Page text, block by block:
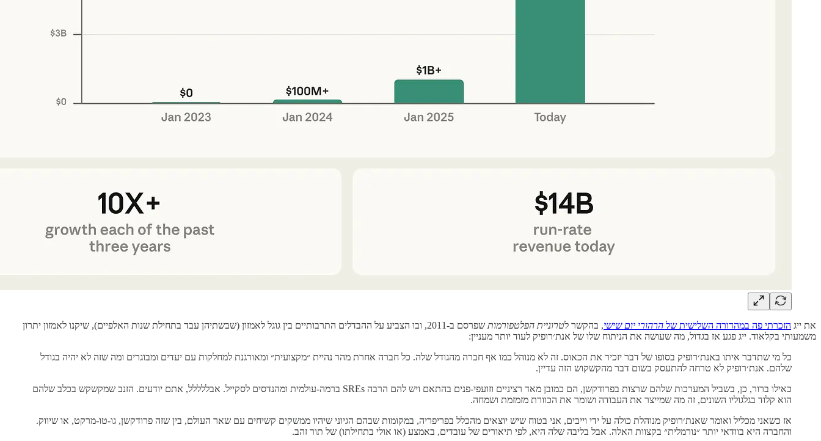
את ייג הזכרתי פה במהדורה השלישית של הרהורי יום שישי, בהקשר לטרוניית הפלטפורמות
שפרסם ב-2011, ובו הצביע על ההבדלים התרבותיים בין גוגל לאמזון (שבשתיהן עבד בתחילת שנות האלפיים), שיקנו לאמזון יתרון
משמעותי בקלאוד. ייג פגע אז בגדול, מה שעושה את הניתוח שלו של אנת׳רופיק לעוד יותר מעניין:
כל מי שתדבר איתו באנת׳רופיק בסופו של דבר יזכיר את הכאוס. זה לא מנוהל כמו אף חברה מהגודל שלה. כל חברה אחרת מהר נהיית ״מקצועית״ ומאורגנת למחלקות עם יעדים ומבוגרים ומה שזה לא יהיה בגודל
שלהם. אנת׳רופיק לא טרחה להתעסק בשום דבר מהקשקוש הזה עדיין.
כאילו ברור, כן, בשביל המערכות שלהם שרצות בפרודקשן, הם כמובן מאד רציניים וזועפי-פנים בהתאם ויש להם הרבה SREs ברמה-עולמית ומהנדסים לסקייל. אבללללל, אתם יודעים. הזנב שמקשקש בכלב שלהם
הוא קלוד בגלגוליו השונים, זה מה שמייצר את העבודה ושומר את הכוורת מזמזמת ושמחה.
אז כשאני מכליל ואומר שאנת׳רופיק מנוהלת כולה על ידי וייבים, אני בטוח שיש יוצאים מהכלל בפריפריה, במקומות שבהם הגיוני שיהיו ממשקים קשיחים עם שאר העולם, בין שזה פרודקשן, גו-טו-מרקט, או שיווק.
והחברה היא בוודאי יותר ״נורמלית״ בקצוות האלה. אבל בליבה שלה היא, לפי תיאורים של עובדים, באמצע (או אולי בתחילתו) של תור זהב.